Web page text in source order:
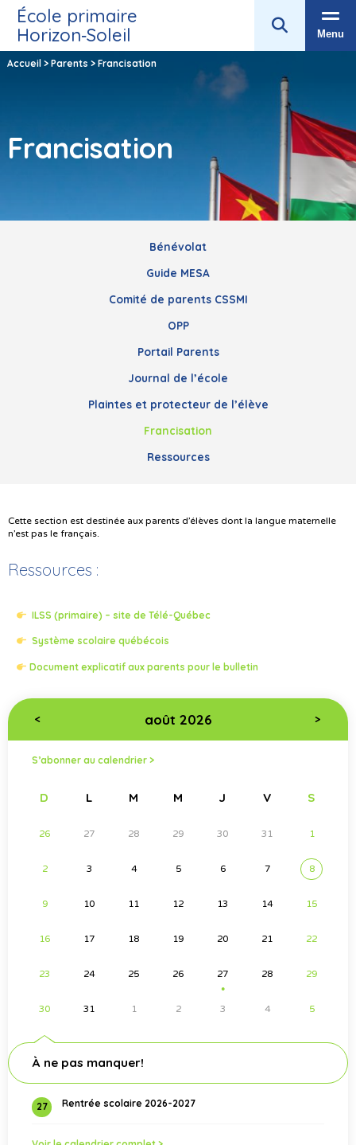
École primaire
Horizon‑Soleil
Menu
Accueil> Parents > Francisation
Francisation
Bénévolat
Guide MESA
Comité de parents CSSMI
OPP
Portail Parents
Journal de l’école
Plaintes et protecteur de l’élève
Francisation
Ressources
Cette section est destinée aux parents d’élèves dont la langue maternelle
n’est pas le français.
Ressources :
ILSS (primaire) – site de Télé-Québec
Système scolaire québécois
Document explicatif aux parents pour le bulletin
< août 2026 >
S’abonner au calendrier >
D L M M J V S
26 27 28 29 30 31 1
2 3 4 5 6 7 8
9 10 11 12 13 14 15
16 17 18 19 20 21 22
23 24 25 26 27
●
28 29
30 31 1 2 3 4 5
À ne pas manquer!
27 Rentrée scolaire 2026-2027